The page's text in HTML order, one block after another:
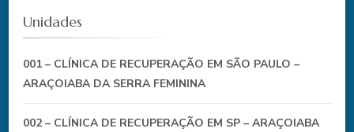
Unidades
001 – CLÍNICA DE RECUPERAÇÃO EM SÃO PAULO –
ARAÇOIABA DA SERRA FEMININA
002 – CLÍNICA DE RECUPERAÇÃO EM SP – ARAÇOIABA